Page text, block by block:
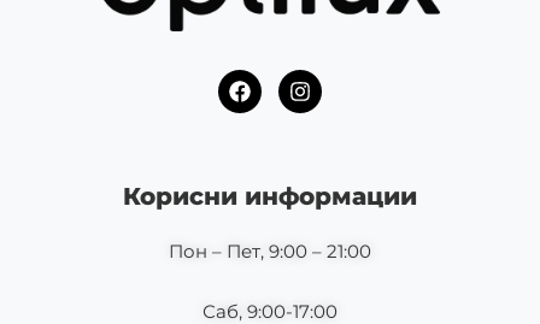
F
a
o
o
I
n
g
r
m
Корисни информации
Пон – Пет, 9:00 – 21:00
Саб, 9:00-17:00